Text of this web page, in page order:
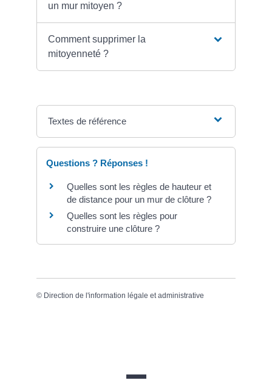
un mur mitoyen ?
Comment supprimer la
mitoyenneté ?
Textes de référence
Questions ? Réponses !
Quelles sont les règles de hauteur et
de distance pour un mur de clôture ?
Quelles sont les règles pour
construire une clôture ?
© Direction de l'information légale et administrative